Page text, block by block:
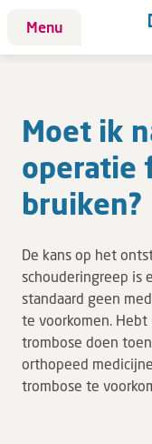
Menu
Bezoek
Werken bij DZ
Leren
Over ons
Verwijzers
MijnDZ
Moet ik
ope­ra­tie
brui­ken?
De kans op het
schouderingreep is
standaard geen
te voorkomen. Hebt
trombose doen
orthopeed
trombose te